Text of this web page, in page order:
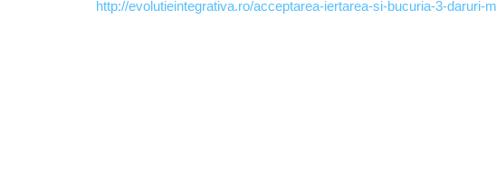
http://evolutieintegrativa.ro/acceptarea-iertarea-si-bucuria-3-daruri-